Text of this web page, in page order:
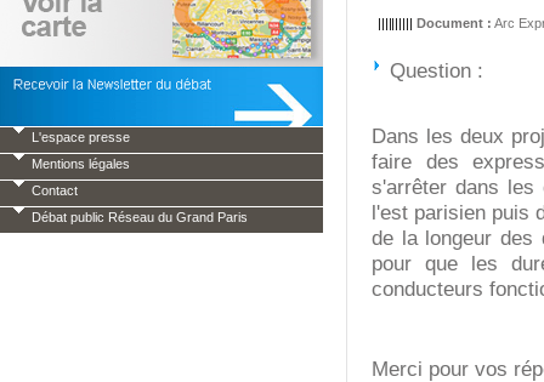
Document : Arc
Question :
Dans les deux
faire des
s'arrêter dans les
l'est parisien puis
de la longeur des
pour que les
conducteurs
Merci pour vos
L'espace presse
Mentions légales
Contact
Débat public Réseau du Grand Paris